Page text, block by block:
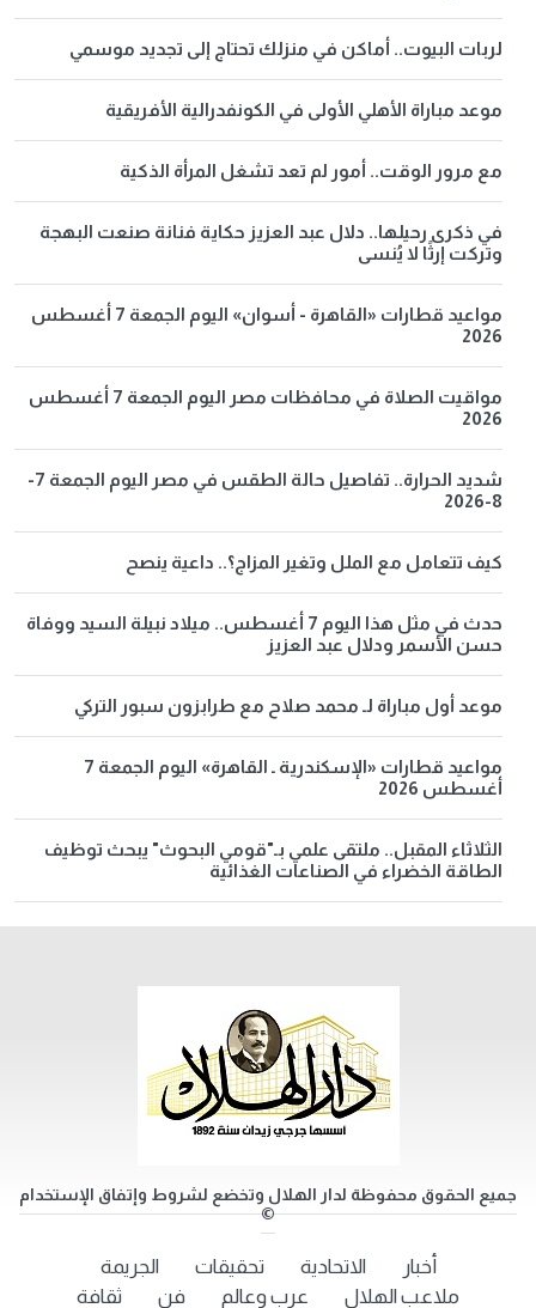
لربات البيوت.. أماكن في منزلك تحتاج إلى تجديد موسمي
موعد مباراة الأهلي الأولى في الكونفدرالية الأفريقية
مع مرور الوقت.. أمور لم تعد تشغل المرأة الذكية
في ذكرى رحيلها.. دلال عبد العزيز حكاية فنانة صنعت البهجة
وتركت إرثًا لا يُنسى
مواعيد قطارات «القاهرة - أسوان» اليوم الجمعة 7 أغسطس
2026
مواقيت الصلاة في محافظات مصر اليوم الجمعة 7 أغسطس
2026
شديد الحرارة.. تفاصيل حالة الطقس في مصر اليوم الجمعة 7-
8-2026
كيف تتعامل مع الملل وتغير المزاج؟.. داعية ينصح
حدث في مثل هذا اليوم 7 أغسطس.. ميلاد نبيلة السيد ووفاة
حسن الأسمر ودلال عبد العزيز
موعد أول مباراة لـ محمد صلاح مع طرابزون سبور التركي
مواعيد قطارات «الإسكندرية ـ القاهرة» اليوم الجمعة 7
أغسطس 2026
الثلاثاء المقبل.. ملتقى علمي بـ"قومي البحوث" يبحث توظيف
الطاقة الخضراء في الصناعات الغذائية
جميع الحقوق محفوظة لدار الهلال وتخضع لشروط وإتفاق الإستخدام
©
أخبار الاتحادية تحقيقات
الجريمة
ملاعب الهلال
عرب وعالم فن ثقافة